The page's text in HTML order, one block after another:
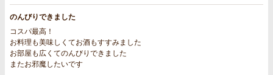
のんびりできました
コスパ最高！
お料理も美味しくてお酒もすすみました
お部屋も広くてのんびりできました
またお邪魔したいです